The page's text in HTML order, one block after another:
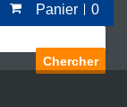
Panier 0
Chercher